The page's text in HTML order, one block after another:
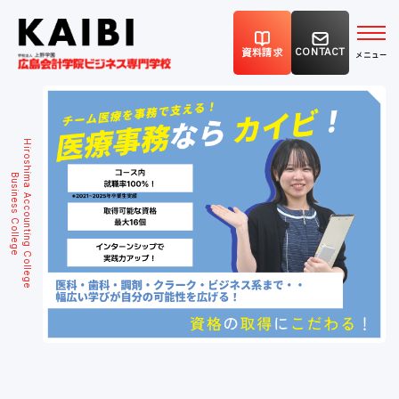
資料請求 CONTACT
Hiroshima Accounting College
Business College